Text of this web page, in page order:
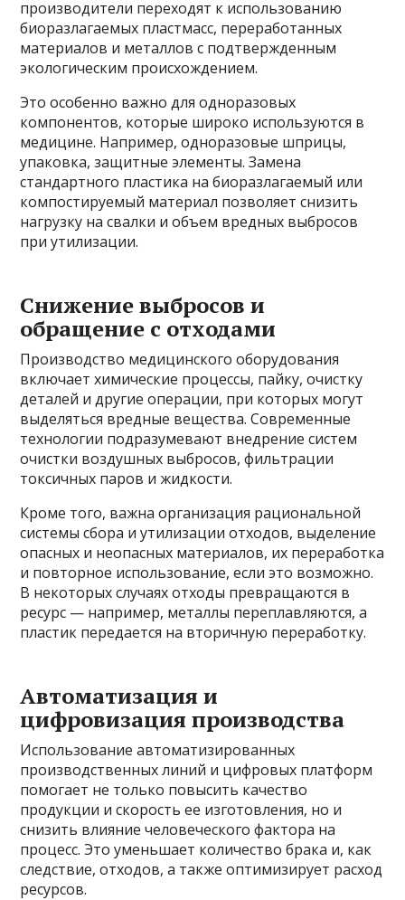
производители переходят к использованию
биоразлагаемых пластмасс, переработанных
материалов и металлов с подтвержденным
экологическим происхождением.
Это особенно важно для одноразовых
компонентов, которые широко используются в
медицине. Например, одноразовые шприцы,
упаковка, защитные элементы. Замена
стандартного пластика на биоразлагаемый или
компостируемый материал позволяет снизить
нагрузку на свалки и объем вредных выбросов
при утилизации.
Снижение выбросов и
обращение с отходами
Производство медицинского оборудования
включает химические процессы, пайку, очистку
деталей и другие операции, при которых могут
выделяться вредные вещества. Современные
технологии подразумевают внедрение систем
очистки воздушных выбросов, фильтрации
токсичных паров и жидкости.
Кроме того, важна организация рациональной
системы сбора и утилизации отходов, выделение
опасных и неопасных материалов, их переработка
и повторное использование, если это возможно.
В некоторых случаях отходы превращаются в
ресурс — например, металлы переплавляются, а
пластик передается на вторичную переработку.
Автоматизация и
цифровизация производства
Использование автоматизированных
производственных линий и цифровых платформ
помогает не только повысить качество
продукции и скорость ее изготовления, но и
снизить влияние человеческого фактора на
процесс. Это уменьшает количество брака и, как
следствие, отходов, а также оптимизирует расход
ресурсов.